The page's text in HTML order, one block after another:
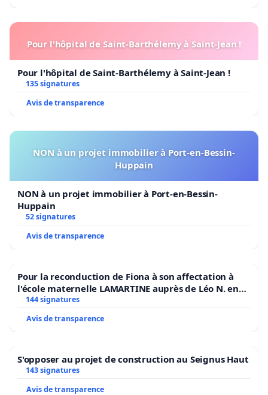
Pour l'hôpital de Saint-Barthélemy à Saint-Jean !
Pour l'hôpital de Saint-Barthélemy à Saint-Jean !
135 signatures
Avis de transparence
NON à un projet immobilier à Port-en-Bessin-
Huppain
NON à un projet immobilier à Port-en-Bessin-
Huppain
52 signatures
Avis de transparence
Pour la reconduction de Fiona à son affectation à
l'école maternelle LAMARTINE auprès de Léo N. en
2026/2027
144 signatures
Avis de transparence
S'opposer au projet de construction au Seignus Haut
143 signatures
Avis de transparence